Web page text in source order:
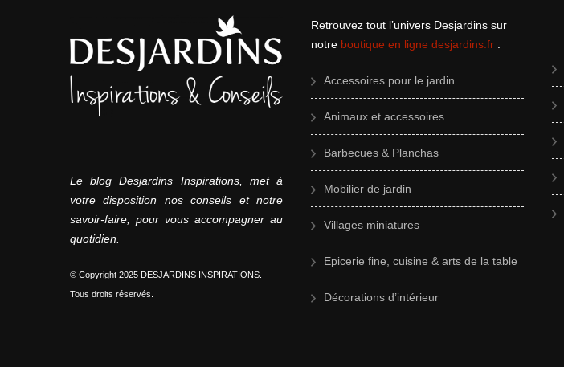
Le blog Desjardins Inspirations, met à
votre disposition nos conseils et notre
savoir-faire, pour vous accompagner au
quotidien.
© Copyright 2025 DESJARDINS INSPIRATIONS.
Tous droits réservés.
Retrouvez tout l’univers Desjardins sur
notre boutique en ligne desjardins.fr :
Accessoires pour le jardin
Animaux et accessoires
Barbecues & Planchas
Mobilier de jardin
Villages miniatures
Epicerie fine, cuisine & arts de la table
Décorations d’intérieur